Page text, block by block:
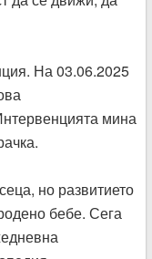
На 03.06.2025
мина
но развитието
бебе. Сега